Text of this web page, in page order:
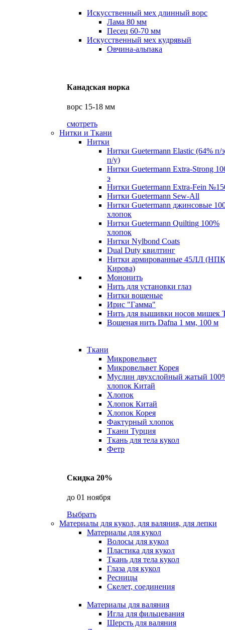
Искусственный мех длинный ворс
Лама 80 мм
Песец 60-70 мм
Искусственный мех кудрявый
Овчина-альпака
Канадская норка
ворс 15-18 мм
смотреть
Нитки и Ткани
Нитки
Нитки Guetermann Elastic (64% п/
п/у)
Нитки Guetermann Extra-Strong
э
Нитки Guetermann Extra-Fein
Нитки Guetermann Sew-All
Нитки Guetermann джинсовые
хлопок
Нитки Guetermann Quilting 100%
хлопок
Нитки Nylbond Coats
Dual Duty квилтинг
Нитки армированные 45ЛЛ
Кирова)
Мононить
Нить для установки глаз
Нитки вощеные
Ирис "Гамма"
Нить для вышивки носов мишек
Вощеная нить Dafna 1 мм, 100 м
Ткани
Микровельвет
Микровельвет Корея
Муслин двухслойный жатый
хлопок Китай
Хлопок
Хлопок Китай
Хлопок Корея
Фактурный хлопок
Ткани Турция
Ткань для тела кукол
Фетр
Скидка 20%
до 01 ноября
Выбрать
Материалы для кукол, для валяния, для лепки
Материалы для кукол
Волосы для кукол
Пластика для кукол
Ткань для тела кукол
Глаза для кукол
Ресницы
Скелет, соединения
Материалы для валяния
Игла для фильцевания
Шерсть для валяния